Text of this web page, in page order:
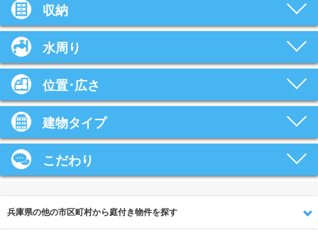
収納
水周り
位置･広さ
建物タイプ
こだわり
兵庫県の他の市区町村から庭付き物件を探す